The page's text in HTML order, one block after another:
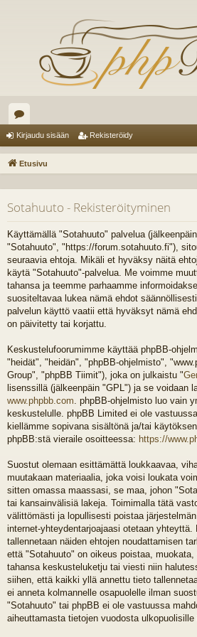
es
ku
ua
lu
ee
t
Kirjaudu sisään Rekisteröidy
Etusivu
Sotahuuto - Rekisteröityminen
Käyttämällä "Sotahuuto" palvelua
"Sotahuuto", "https://forum.sotahuuto.fi"),
seuraavia ehtoja. Mikäli et hyväksy näitä
käytä "Sotahuuto"-palvelua. Me voimme
tahansa ja teemme parhaamme
suositeltavaa lukea nämä ehdot
palvelun käyttö vaatii että hyväksyt nämä
on päivitetty tai korjattu.
Keskustelufoorumimme käyttää phpBB-
"heidät", "heidän", "phpBB-ohjelmisto",
Group", "phpBB Tiimit"), joka on julkaistu "
lisenssillä (jälkeenpäin "GPL") ja se voidaan
www.phpbb.com . phpBB-ohjelmisto luo vain
keskustelulle. phpBB Limited ei ole
kiellämme sopivana sisältönä ja/tai
phpBB:stä vieraile osoitteessa: https://
Suostut olemaan esittämättä loukkaavaa,
muutakaan materiaalia, joka voisi loukata
sitten omassa maassasi, se maa, johon
tai kansainvälisiä lakeja. Toimimalla tätä
välittömästi ja lopullisesti poistaa
internet-yhteydentarjoajaasi otetaan
tallennetaan näiden ehtojen noudattamisen
että "Sotahuuto" on oikeus poistaa,
tahansa keskusteluketju tai viesti niin
siihen, että kaikki yllä annettu tieto
ei anneta kolmannelle osapuolelle ilman
"Sotahuuto" tai phpBB ei ole vastuussa
aiheuttamasta tietojen vuodosta ulkopuolisille